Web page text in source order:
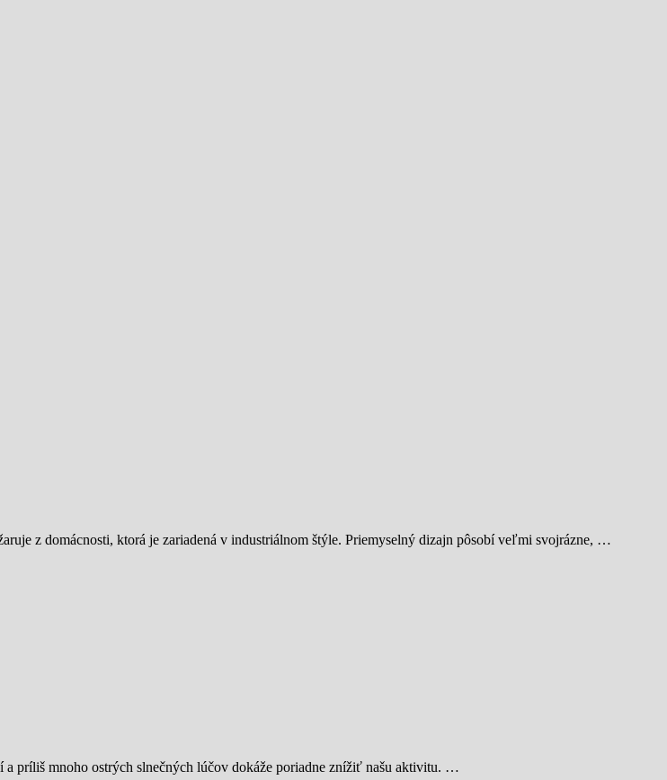
z domácnosti, ktorá je zariadená v industriálnom štýle. Priemyselný dizajn pôsobí veľmi svojrázne, …
príliš mnoho ostrých slnečných lúčov dokáže poriadne znížiť našu aktivitu. …